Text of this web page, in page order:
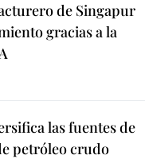
de Singapur
gracias a la
las fuentes de
petróleo crudo